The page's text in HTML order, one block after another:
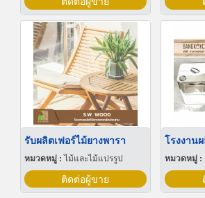
รับผลิตเฟอร์ไม้ยางพารา
หมวดหมู่ :ไม้และไม้แปรรูป
ติดต่อผู้ขาย
โรงงาน
หมวดหมู่ :